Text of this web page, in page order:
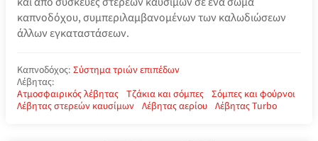
καπνοδόχου, συμπεριλαμβανομένων των καλωδιώσεων
άλλων εγκαταστάσεων.
Καπνοδόχος: Σύστημα τριών επιπέδων
Λέβητας:
Ατμοσφαιρικός λέβητας Τζάκια και σόμπες Σόμπες και φούρνοι
Λέβητας στερεών καυσίμων Λέβητας αερίου Λέβητας Turbo